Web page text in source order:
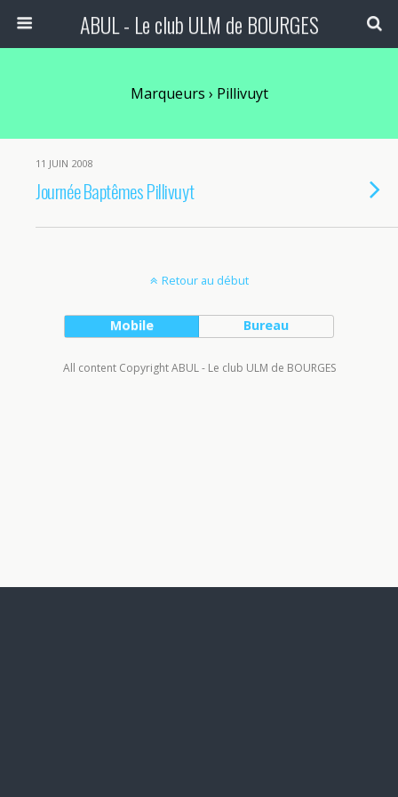
ABUL - Le club ULM de BOURGES
Marqueurs › Pillivuyt
11 JUIN 2008
Journée Baptêmes Pillivuyt
Retour au début
Mobile Bureau
All content Copyright ABUL - Le club ULM de BOURGES